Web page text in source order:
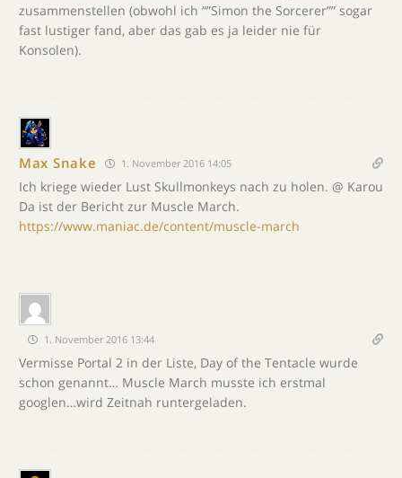
zusammenstellen (obwohl ich “”Simon the Sorcerer”” sogar
fast lustiger fand, aber das gab es ja leider nie für
Konsolen).
Max Snake 1. November 2016 14:05
Ich kriege wieder Lust Skullmonkeys nach zu holen. @ Karou
Da ist der Bericht zur Muscle March.
https://www.maniac.de/content/muscle-march
1. November 2016 13:44
Vermisse Portal 2 in der Liste, Day of the Tentacle wurde
schon genannt… Muscle March musste ich erstmal
googlen…wird Zeitnah runtergeladen.